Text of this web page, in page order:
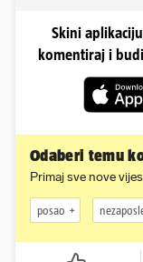
Skini
komentiraj i
Odaberi temu
Primaj sve nove
posao